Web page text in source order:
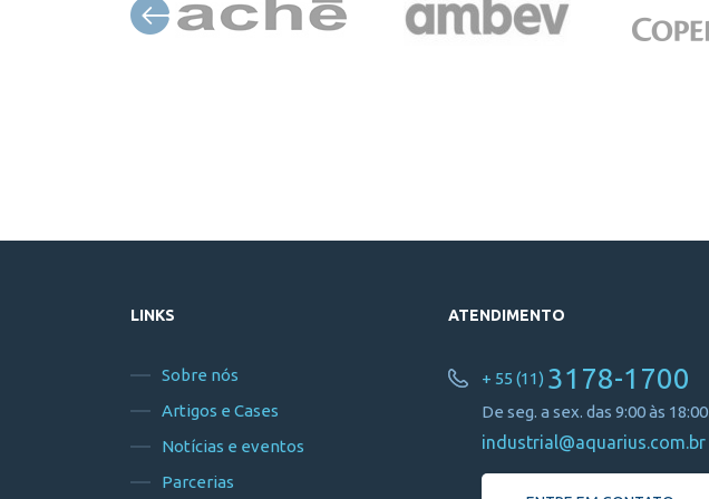
LINKS
Sobre nós
Artigos e Cases
Notícias e eventos
Parcerias
ATENDIMENTO
+ 55 (11) 3178-1700
De seg. a sex. das 9:00 às 18:00
industrial@aquarius.com.br